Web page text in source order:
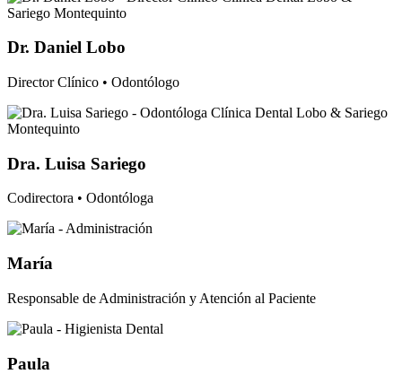
Dr. Daniel Lobo
Director Clínico • Odontólogo
Dra. Luisa Sariego
Codirectora • Odontóloga
María
Responsable de Administración y Atención al Paciente
Paula